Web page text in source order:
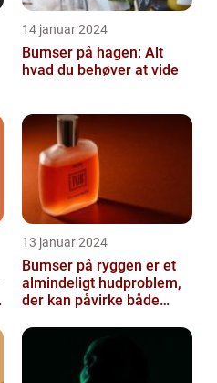
14 januar 2024
Bumser på hagen: Alt
hvad du behøver at vide
13 januar 2024
Bumser på ryggen er et
almindeligt hudproblem,
der kan påvirke både